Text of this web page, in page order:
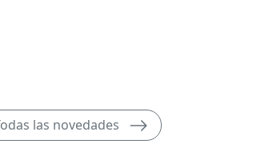
las novedades